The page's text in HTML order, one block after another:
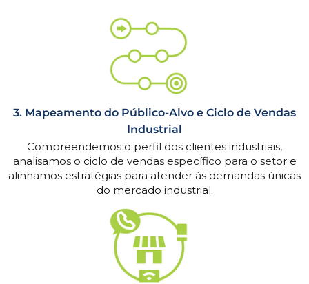
3. Mapeamento do Público-Alvo e Ciclo de Vendas
Industrial
Compreendemos o perfil dos clientes industriais,
analisamos o ciclo de vendas específico para o setor e
alinhamos estratégias para atender às demandas únicas
do mercado industrial.